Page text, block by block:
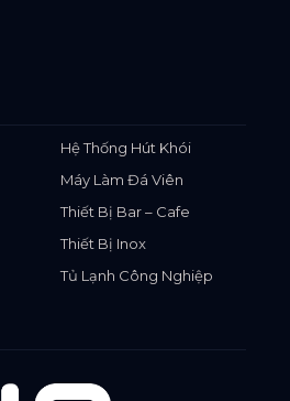
Hệ Thống Hút Khói
Máy Làm Đá Viên
Thiết Bị Bar – Cafe
Thiết Bị Inox
Tủ Lạnh Công Nghiệp